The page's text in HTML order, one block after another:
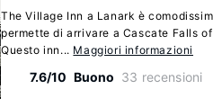
The Village Inn a Lanark è
permette di arrivare a Cascate Falls
Questo inn... Maggiori informazioni
7.6/10 Buono 33 recensioni